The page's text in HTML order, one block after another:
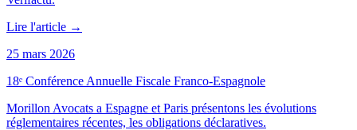
Lire l'article →
25 mars 2026
18ᵉ Conférence Annuelle Fiscale Franco-Espagnole
Morillon Avocats a Espagne et Paris présentons les évolutions
réglementaires récentes, les obligations déclaratives.